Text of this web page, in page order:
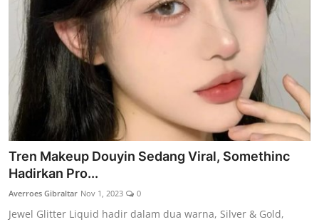
Tren Makeup Douyin Sedang Viral, Somethinc
Hadirkan Pro...
Averroes Gibraltar Nov 1, 2023 0
Jewel Glitter Liquid hadir dalam dua warna, Silver & Gold,